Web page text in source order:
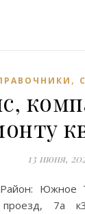
,
13 июня,
проезд, 7а